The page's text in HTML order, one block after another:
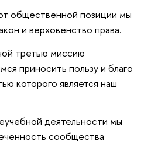
общественной позиции мы
и верховенство права.
третью миссию
приносить пользу и благо
которого является наш
деятельности мы
сообщества